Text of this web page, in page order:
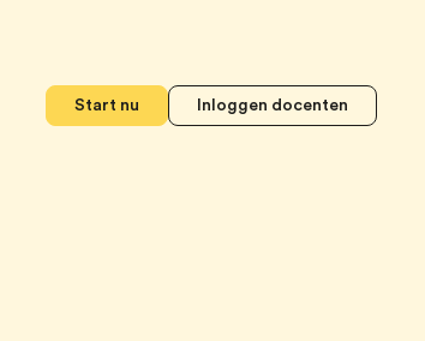
Start nu Inloggen docenten